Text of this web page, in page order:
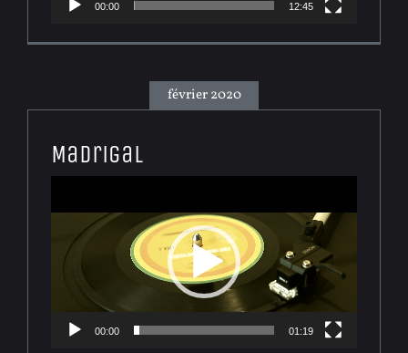
00:00 12:45
février 2020
Madrigal
vidéo
00:00 01:19